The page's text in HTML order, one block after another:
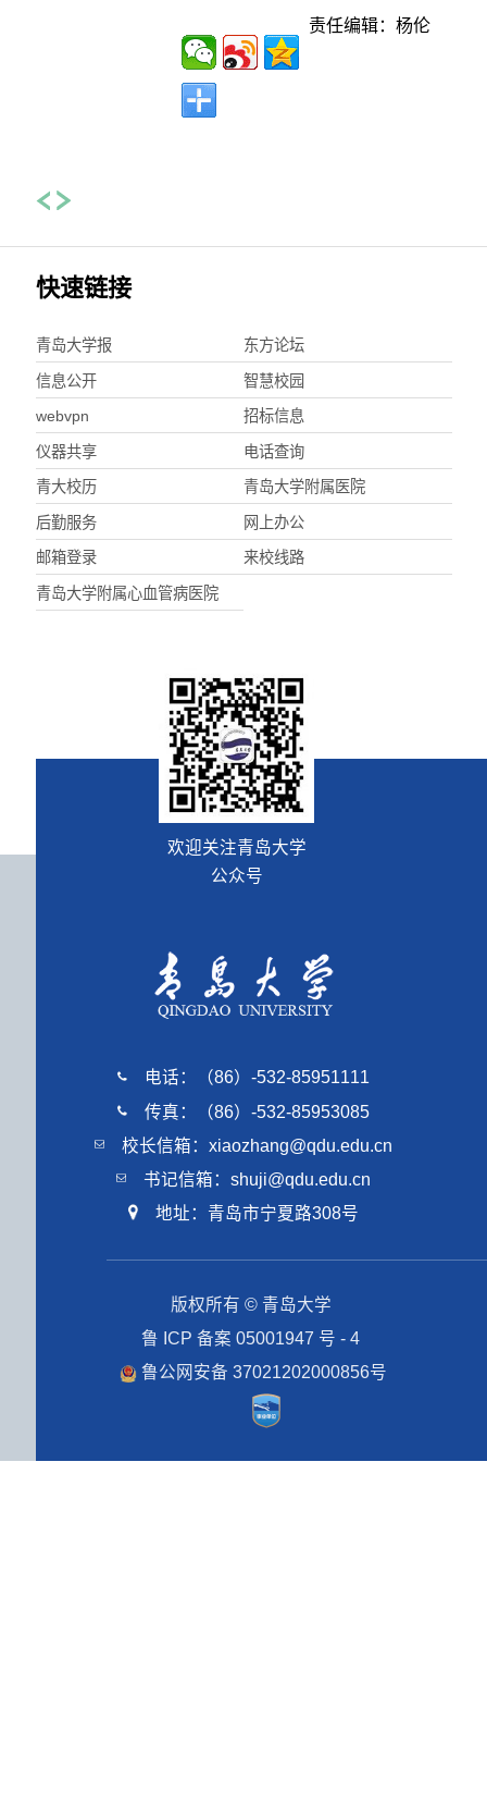
责任编辑：杨伦
快速链接
青岛大学报 东方论坛
信息公开 智慧校园
webvpn 招标信息
仪器共享 电话查询
青大校历 青岛大学附属医院
后勤服务 网上办公
邮箱登录 来校线路
青岛大学附属心血管病医院
欢迎关注青岛大学
公众号
电话：（86）-532-85951111
传真：（86）-532-85953085
校长信箱：xiaozhang@qdu.edu.cn
书记信箱：shuji@qdu.edu.cn
地址：青岛市宁夏路308号
版权所有 © 青岛大学
鲁 ICP 备案 05001947 号 - 4
鲁公网安备 37021202000856号